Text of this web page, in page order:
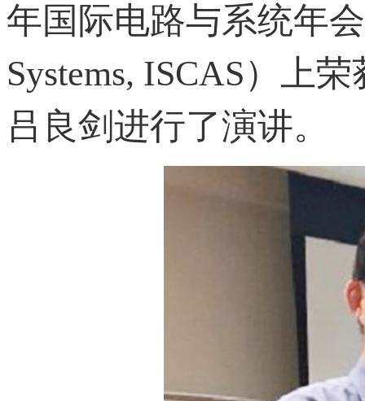
年国际电路与系统年
Systems, ISCAS）上
吕良剑进行了演讲。